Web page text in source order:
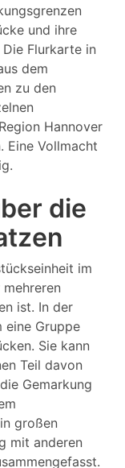
und ihre
Flurkarte in
dem
zu den
Hannover
Eine Vollmacht
die
im
ist. In der
eine Gruppe
Sie kann
Teil davon
Gemarkung
großen
mit anderen